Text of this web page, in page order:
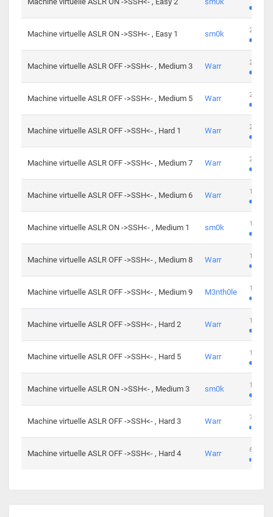
Machine virtuelle ASLR ON ->SSH<- , Easy 1 sm0k 219
Machine virtuelle ASLR OFF ->SSH<- , Medium 3 Warr 280
Machine virtuelle ASLR OFF ->SSH<- , Medium 5 Warr 265
Machine virtuelle ASLR OFF ->SSH<- , Hard 1 Warr 224
Machine virtuelle ASLR OFF ->SSH<- , Medium 7 Warr 230
Machine virtuelle ASLR OFF ->SSH<- , Medium 6 Warr 168
Machine virtuelle ASLR ON ->SSH<- , Medium 1 sm0k 139
Machine virtuelle ASLR OFF ->SSH<- , Medium 8 Warr 112
Machine virtuelle ASLR OFF ->SSH<- , Medium 9 M3nth0le 100
Machine virtuelle ASLR OFF ->SSH<- , Hard 2 Warr 176
Machine virtuelle ASLR OFF ->SSH<- , Hard 5 Warr 115
Machine virtuelle ASLR ON ->SSH<- , Medium 3 sm0k 115
Machine virtuelle ASLR OFF ->SSH<- , Hard 3 Warr 76
Machine virtuelle ASLR OFF ->SSH<- , Hard 4 Warr 63